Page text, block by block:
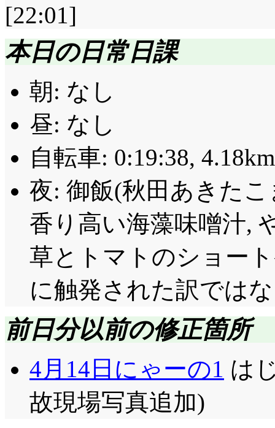
[22:01]
本日の日常日課
朝: なし
昼: なし
自転車: 0:19:38, 4.18km
夜: 御飯(秋田あきた
香り高い海藻味噌汁,
草とトマトのショー
に触発された訳では
前日分以前の修正箇所
4月14日にゃーの1 は
故現場写真追加)